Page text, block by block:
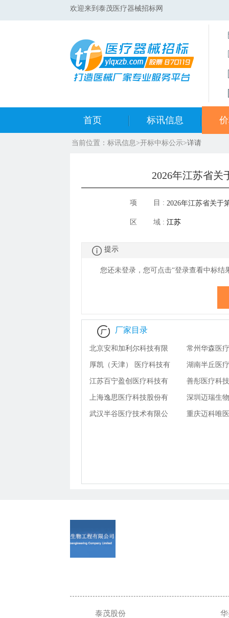
欢迎来到泰茂医疗器械招标网
首页 标讯信息
集采标讯动态
集采标讯项目
医院标讯动态
开
目
当前位置： 标讯信息>开标中标公示>详请
2026年江苏省
项 目 : 2026年江苏省关于
采购增补中选结果
区 域 : 江苏
提示
您还未登录，您可点击“登录查看中标结
厂家目录
北京安和加利尔科技有限
公司
常州华森医
限公司
厚凯（天津） 医疗科技有
限公司
湖南半丘医
司
江苏百宁盈创医疗科技有
限公司
善彤医疗科
限公司
上海逸思医疗科技股份有
限公司
深圳迈瑞生
份有限公司
武汉半谷医疗技术有限公 重庆迈科唯
泰茂股份